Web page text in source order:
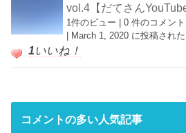
vol.4【だてさんYouTube
1件のビュー |0 件のコメント
| March 1, 2020 に投稿された
1 いいね！
コメントの多い人気記事